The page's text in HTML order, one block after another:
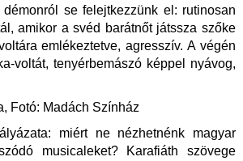
se felejtkezzünk el: rutinosan
amikor a svéd barátnőt játssza szőke
emlékeztetve, agresszív. A végén
voltát, tenyérbemászó képpel nyávog,
miért ne nézhetnénk magyar
musicaleket? Karafiáth szövege